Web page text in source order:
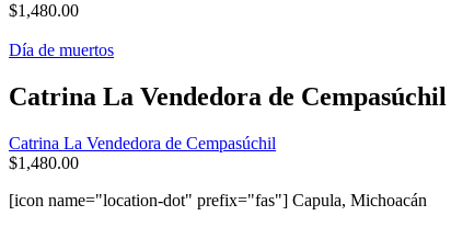
$1,480.00
Día de muertos
Catrina La Vendedora de Cempasúchil
Catrina La Vendedora de Cempasúchil
$1,480.00
[icon name="location-dot" prefix="fas"] Capula, Michoacán